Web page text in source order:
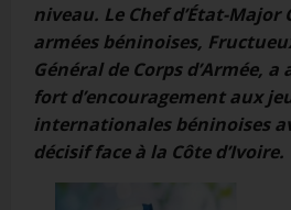
niveau. Le Chef d’État-Major
armées béninoises,
Général de Corps d’Armée, a
fort d’encouragement aux
internationales béninoises
décisif face à la Côte d’Ivoire.